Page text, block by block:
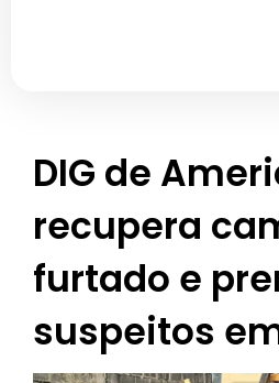
DIG de
recupera
furtado e
suspeitos